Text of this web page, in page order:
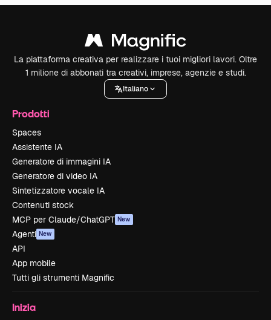
La piattaforma creativa per realizzare i tuoi migliori lavori. Oltre
1 milione di abbonati tra creativi, imprese, agenzie e studi.
Italiano
Prodotti
Spaces
Assistente IA
Generatore di immagini IA
Generatore di video IA
Sintetizzatore vocale IA
Contenuti stock
MCP per Claude/ChatGPT New
Agenti New
API
App mobile
Tutti gli strumenti Magnific
Inizia